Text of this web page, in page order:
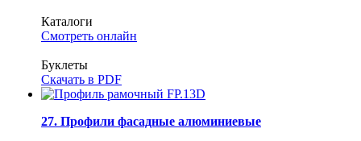
Каталоги
Смотреть онлайн
Буклеты
Скачать в PDF
27. Профили фасадные алюминиевые